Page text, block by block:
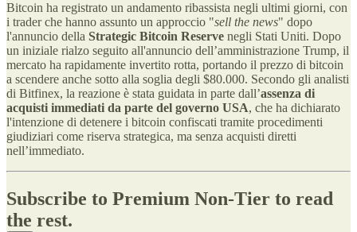
Bitcoin ha registrato un andamento ribassista negli ultimi giorni, con
i trader che hanno assunto un approccio "sell the news" dopo
l'annuncio della Strategic Bitcoin Reserve negli Stati Uniti. Dopo
un iniziale rialzo seguito all'annuncio dell’amministrazione Trump, il
mercato ha rapidamente invertito rotta, portando il prezzo di bitcoin
a scendere anche sotto alla soglia degli $80.000. Secondo gli analisti
di Bitfinex, la reazione è stata guidata in parte dall’assenza di
acquisti immediati da parte del governo USA, che ha dichiarato
l'intenzione di detenere i bitcoin confiscati tramite procedimenti
giudiziari come riserva strategica, ma senza acquisti diretti
nell’immediato.
Subscribe to Premium Non-Tier to read
the rest.